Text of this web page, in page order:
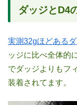
ダッジとD4
実測32gほどある
ッジに比べ全体的
でダッジよりもフ
装着されてます。